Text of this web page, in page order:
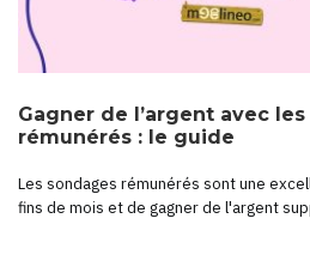
Gagner de l’argent avec
rémunérés : le guide
Les sondages rémunérés sont une
fins de mois et de gagner de l'argent